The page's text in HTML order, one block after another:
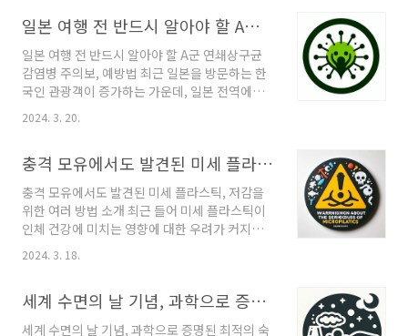
구매할 수 있다는 점이 큰 장점입니다. 애크논 크
림의 주요 성분은 이부프로펜 피코놀과 이소프로
펜 메틸페놀..
로 건강한 두피와 모발 관리에 관한 정보를 상세
히 알아보겠습니다. 채정안의 탈모 예방 비법 샴
푸 전 빗질의 중요성 탈모를 예방하고 싶다면 샴
푸 전 빗질은 필수적인 스텝입니다. 빗질을 통해
머리에 붙어있는 먼지와 노폐물, 유분 등을 제거
하면 샴푸의 효과가 배가되며, 모공을 막는 것을
터 시작하기보다 머리카락 끝부터 서서히 빗어
올라가는 방식이 모발 손상을 줄이는 방법입니
다. 샴푸의 올..
일본 여행 전 반드시 알아야 할 A군 연쇄상구균 감염병 주의보, 예방법
일본 여행 전 반드시 알아야 할 A군 연쇄상구균
감염병 주의보, 예방법 최근 일본을 방문하는 한
국인 관광객이 증가하는 가운데, 일본 전역에서
치사율이 최대 30%에 달하는 A군 연쇄상구균
감염병의 확산 속도가 빨라지고 있어 여행자들의
균의 위험성, 현재 상황, 그리고 예방법에 대해 상
세히 다루어 보고자 합니다. 특히 코로나19 팬데
믹 이후 변경된 일상과 면역 체계의 영향을 중점
적으로 살펴볼 것입니다. 건강한 여행을 위한 필
수 지침이 되길 바랍니다. A군 연쇄상구균 감염
병 주의보 A군 연쇄상구균의 위험성 A군 연쇄상
혈된 눈, 설사, 근육통 등의 증상을 유발합니다.
특히 심각한 경우에는 의식 혼미, 심장 판막증, ..
2024. 3. 20.
충격 모유에서도 발견된 미세 플라스틱, 저감을 위한 여러 방법 소개
충격 모유에서도 발견된 미세 플라스틱, 저감을
위한 여러 방법 소개 최근 들어 미세 플라스틱이
인체 건강에 미치는 영향에 대한 우려가 커지고
있습니다. 이는 단순히 환경오염 문제를 넘어서,
우리 몸속 깊숙이 침투하여 다양한 건강 문제를
가옵니다. 특히 임산부의 태반과 모유에서까지
미세 플라스틱이 발견되며, 미래 세대의 건강까
2024. 3. 18.
세계 수면의 날 기념, 과학으로 증명된 최적의 숙면을 위한 방법
세계 수면의 날 기념, 과학으로 증명된 최적의 숙